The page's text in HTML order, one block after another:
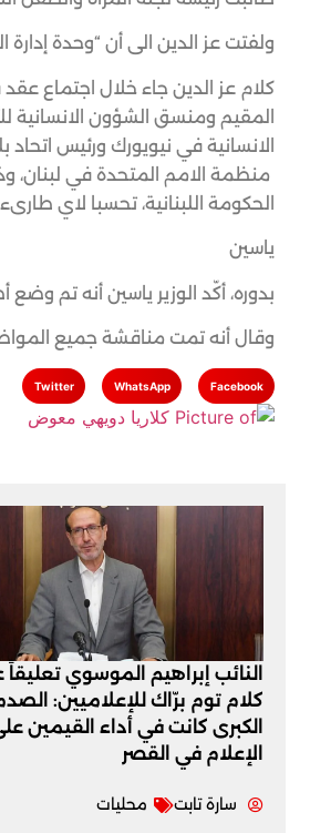
ولفتت عز الدين الى أن “وحدة
كلام عز الدين جاء خلال اجتماع
المقيم ومنسق الشؤون الانسانية
الانسانية في نيويورك ورئيس
منظمة الامم المتحدة في لبنان،
الحكومة اللبنانية، تحسبا لاي
ياسين
بدوره، أكّد الوزير ياسين أنه تم وضع أطر
وقال أنه تمت مناقشة جميع
Facebook
WhatsApp
Twitter
النائب إبراهيم الموسوي
كلام توم برّاك للإعلاميين:
الكبرى كانت في أداء القيمين
‏الإعلام في القصر
سارة تابت محليات